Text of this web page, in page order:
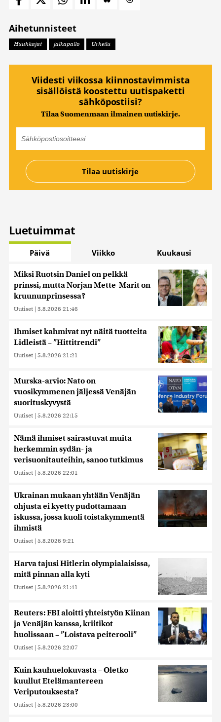
Aihetunnisteet
Huuhkajat jalkapallo Urheilu
Viidesti viikossa kiinnostavimmista
sisällöistä koostettu uutispaketti
sähköpostiisi?
Tilaa Suomenmaan ilmainen uutiskirje.
Luetuimmat
Päivä Viikko Kuukausi
Miksi Ruotsin Daniel on pelkkä
prinssi, mutta Norjan Mette-Marit on
kruununprinsessa?
Uutiset | 3.8.2026 21:46
Ihmiset kahmivat nyt näitä tuotteita
Lidleistä – ”Hittitrendi”
Uutiset | 5.8.2026 21:21
Murska-arvio: Nato on
vuosikymmenen jäljessä Venäjän
suorituskyvystä
Uutiset | 5.8.2026 22:15
Nämä ihmiset sairastuvat muita
herkemmin sydän- ja
verisuonitauteihin, sanoo tutkimus
Uutiset | 5.8.2026 22:01
Ukrainan mukaan yhtään Venäjän
ohjusta ei kyetty pudottamaan
iskussa, jossa kuoli toistakymmentä
ihmistä
Uutiset | 5.8.2026 9:21
Harva tajusi Hitlerin olympialaisissa,
mitä pinnan alla kyti
Uutiset | 5.8.2026 21:41
Reuters: FBI aloitti yhteistyön Kiinan
ja Venäjän kanssa, kriitikot
huolissaan – ”Loistava peiterooli”
Uutiset | 5.8.2026 22:07
Kuin kauhuelokuvasta – Oletko
kuullut Etelämantereen
Veriputouksesta?
Uutiset | 5.8.2026 23:00